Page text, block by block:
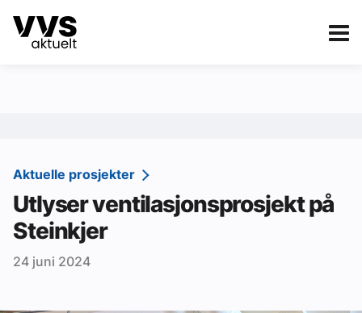
Kategorier
Sanitær
Ventilasjon
Varme og energi
Byggautomasjon
Aktuelle prosjekter
Utlyser ventilasjonsprosjekt på
Steinkjer
24 juni 2024